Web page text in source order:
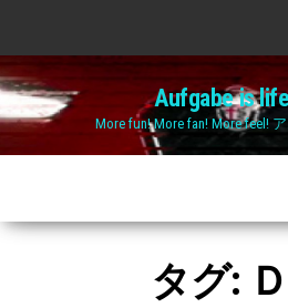
the
content
Aufgabe is
More fun! More fan! More feel!
タグ: